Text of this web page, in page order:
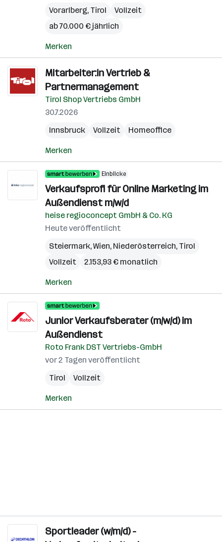
Vorarlberg, Tirol
Vollzeit
ab 70.000 € jährlich
Merken
Mitarbeiter:in Vertrieb &
Partnermanagement
Tirol Shop Vertriebs GmbH
30.7.2026
Innsbruck
Vollzeit Homeoffice
Merken
Einblicke
Verkaufsprofi für Online Marketing im
Außendienst m/w/d
heise regioconcept GmbH & Co. KG
Heute veröffentlicht
Steiermark,Wien, Niederösterreich, Tirol
Vollzeit
2.153,93 € monatlich
Merken
Junior Verkaufsberater (m/w/d) im
Außendienst
Roto Frank DST Vertriebs-GmbH
vor 2 Tagen veröffentlicht
Tirol
Vollzeit
Merken
Sportleader (w/m/d) -